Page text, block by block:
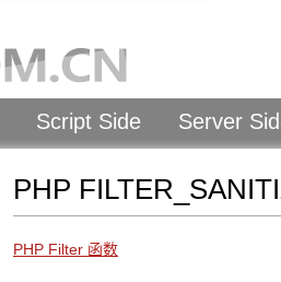
Script Side Server
PHP
PHP Filter 函数